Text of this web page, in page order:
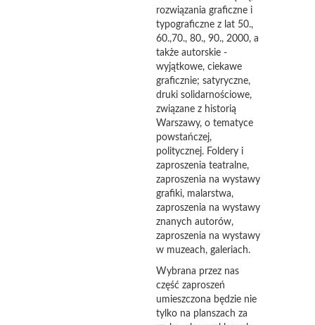
rozwiązania graficzne i
typograficzne z lat 50.,
60.,70., 80., 90., 2000, a
także autorskie -
wyjątkowe, ciekawe
graficznie; satyryczne,
druki solidarnościowe,
związane z historią
Warszawy, o tematyce
powstańczej,
politycznej. Foldery i
zaproszenia teatralne,
zaproszenia na wystawy
grafiki, malarstwa,
zaproszenia na wystawy
znanych autorów,
zaproszenia na wystawy
w muzeach, galeriach.
Wybrana przez nas
część zaproszeń
umieszczona będzie nie
tylko na planszach za